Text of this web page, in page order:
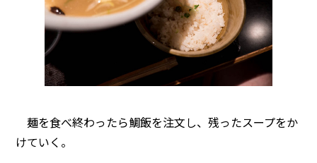
麺を食べ終わったら鯛飯を注文し、残ったスープをか
けていく。